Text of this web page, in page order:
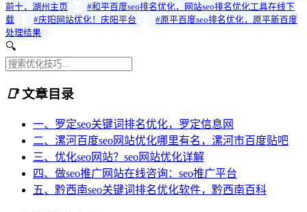
前十，湖州主页
#和平百度seo排名优化，网站seo排名优化工具在线下
载
#庆阳网站优化！庆阳平台
#原平百度seo排名优化，原平新百度
处理结果
🔍
📑文章目录
一、罗定seo关键词排名优化，罗定信息网
二、漯河百度seo网站优化哪里有名，漯河市百度贴吧
三、优化seo网站？seo网站优化详解
四、做seo推广网站在线咨询：seo推广平台
五、黔西南seo关键词排名优化软件，黔西南百科